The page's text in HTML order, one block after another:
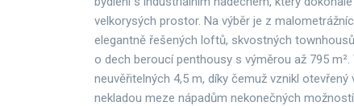
velkorysých prostor. Na výběr je z
elegantně řešených loftů, skvostných
o dech beroucí penthousy s výměrou až 795
neuvěřitelných 4,5 m, díky čemuž vznikl
nekladou meze nápadům nekonečných